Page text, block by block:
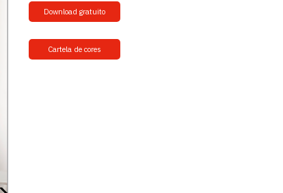
Download gratuito
Cartela de cores